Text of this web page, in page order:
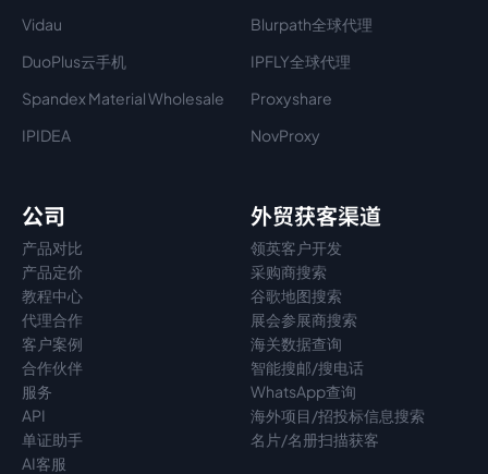
Vidau
Blurpath全球代理
DuoPlus云手机
IPFLY全球代理
Spandex Material Wholesale​
Proxyshare
IPIDEA
NovProxy
公司
产品对比
产品定价
教程中心
代理合作
客户案例
合作伙伴
服务
API
单证助手
AI客服
外贸获客渠道
领英客户开发
采购商搜索
谷歌地图搜索
展会参展商搜索
海关数据查询
智能搜邮/搜电话
WhatsApp查询
海外项目/招投标信息搜索
名片/名册扫描获客